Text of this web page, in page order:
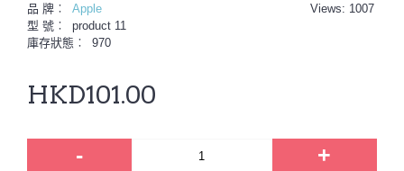
Views: 1007
品 牌︰
Apple
型 號︰
product 11
庫存狀態︰
970
HKD101.00
- +